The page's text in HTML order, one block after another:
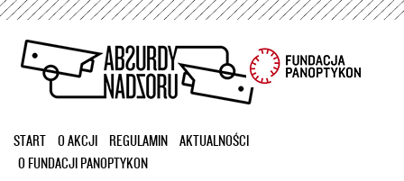
Przejdź
treści
START O AKCJI REGULAMIN
AKTUALNOŚCI
O FUNDACJI PANOPTYKON